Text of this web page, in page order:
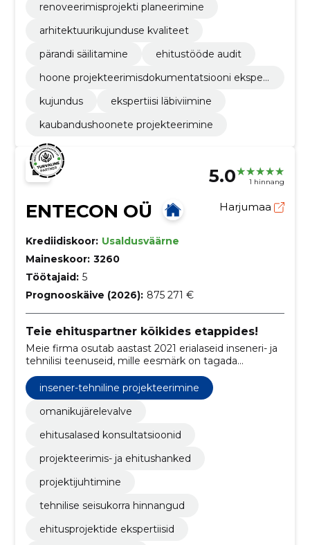
renoveerimisprojekti planeerimine
arhitektuurikujunduse kvaliteet
pärandi säilitamine
ehitustööde audit
hoone projekteerimisdokumentatsiooni ekspert
kujundus
ekspertiisi läbiviimine
kaubandushoonete projekteerimine
5.0 1 hinnang
ENTECON OÜ Harjumaa
Krediidiskoor: Usaldusväärne
Maineskoor: 3260
Töötajaid: 5
Prognooskäive (2026): 875 271 €
Teie ehituspartner kõikides etappides!
Meie firma osutab aastast 2021 erialaseid inseneri- ja
tehnilisi teenuseid, mille eesmärk on tagada
ehitusprojektide tõhusus ja vastavus nõuetele.
insener-tehniline projekteerimine
omanikujärelevalve
ehitusalased konsultatsioonid
projekteerimis- ja ehitushanked
projektijuhtimine
tehnilise seisukorra hinnangud
ehitusprojektide ekspertiisid